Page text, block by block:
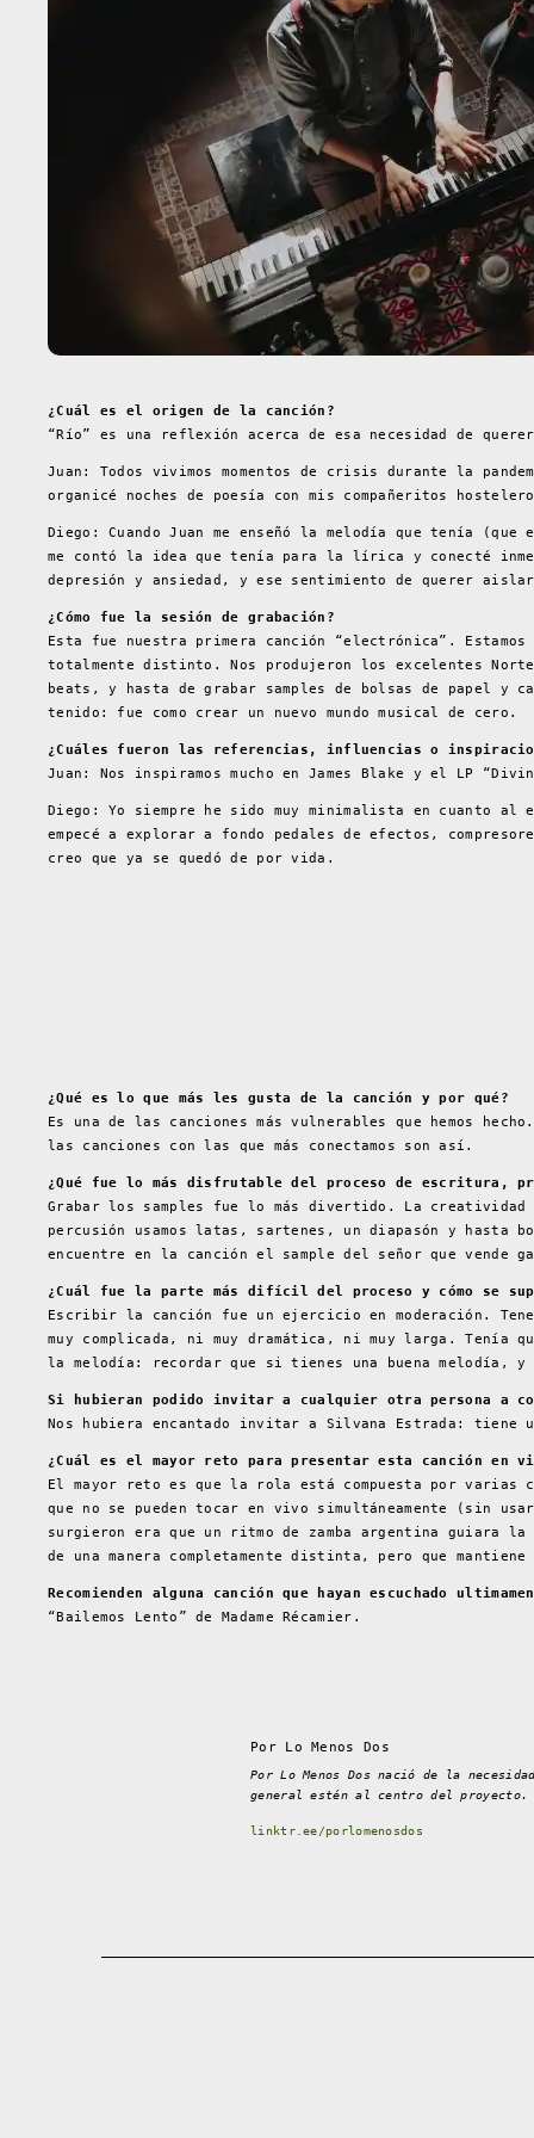
¿Cuál es el origen de la canción?
“Río” es una reflexión acerca de esa necesidad de
Juan: Todos vivimos momentos de crisis durante la
organicé noches de poesía con mis compañeritos
Diego: Cuando Juan me enseñó la melodía que tenía
me contó la idea que tenía para la lírica y conecté
depresión y ansiedad, y ese sentimiento de querer
¿Cómo fue la sesión de grabación?
Esta fue nuestra primera canción “electrónica”.
totalmente distinto. Nos produjeron los excelentes
beats, y hasta de grabar samples de bolsas de papel y
tenido: fue como crear un nuevo mundo musical de cero.
¿Cuáles fueron las referencias, influencias o
Juan: Nos inspiramos mucho en James Blake y el LP
Diego: Yo siempre he sido muy minimalista en cuanto
empecé a explorar a fondo pedales de efectos,
creo que ya se quedó de por vida.
¿Qué es lo que más les gusta de la canción y por qué?
Es una de las canciones más vulnerables que hemos
las canciones con las que más conectamos son así.
¿Qué fue lo más disfrutable del proceso de escritura,
Grabar los samples fue lo más divertido. La creatividad
percusión usamos latas, sartenes, un diapasón y hasta
encuentre en la canción el sample del señor que vende
¿Cuál fue la parte más difícil del proceso y cómo se
Escribir la canción fue un ejercicio en moderación.
muy complicada, ni muy dramática, ni muy larga. Tenía
la melodía: recordar que si tienes una buena melodía, y
Si hubieran podido invitar a cualquier otra persona a
Nos hubiera encantado invitar a Silvana Estrada: tiene
¿Cuál es el mayor reto para presentar esta canción en
El mayor reto es que la rola está compuesta por varias
que no se pueden tocar en vivo simultáneamente (sin
surgieron era que un ritmo de zamba argentina guiara
de una manera completamente distinta, pero que
Recomienden alguna canción que hayan escuchado
“Bailemos Lento” de Madame Récamier.
Por Lo Menos Dos
Por Lo Menos Dos nació de la
general estén al centro del proyecto.
linktr.ee/porlomenosdos